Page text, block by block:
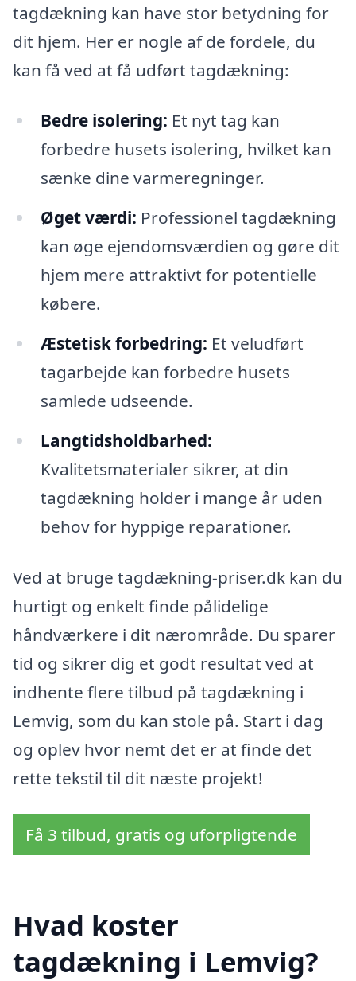
tagdækning kan have stor betydning for
dit hjem. Her er nogle af de fordele, du
kan få ved at få udført tagdækning:
Bedre isolering: Et nyt tag kan
forbedre husets isolering, hvilket kan
sænke dine varmeregninger.
Øget værdi: Professionel tagdækning
kan øge ejendomsværdien og gøre dit
hjem mere attraktivt for potentielle
købere.
Æstetisk forbedring: Et veludført
tagarbejde kan forbedre husets
samlede udseende.
Langtidsholdbarhed:
Kvalitetsmaterialer sikrer, at din
tagdækning holder i mange år uden
behov for hyppige reparationer.
Ved at bruge tagdækning-priser.dk kan du
hurtigt og enkelt finde pålidelige
håndværkere i dit nærområde. Du sparer
tid og sikrer dig et godt resultat ved at
indhente flere tilbud på tagdækning i
Lemvig, som du kan stole på. Start i dag
og oplev hvor nemt det er at finde det
rette tekstil til dit næste projekt!
Få 3 tilbud, gratis og uforpligtende
Hvad koster
tagdækning i Lemvig?